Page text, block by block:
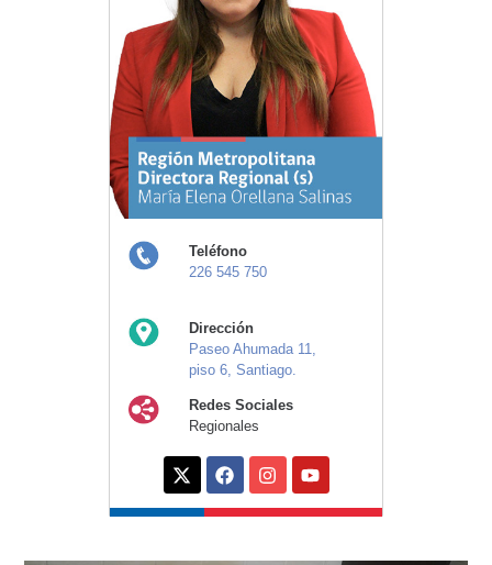
Teléfono
226 545 750
Dirección
Paseo Ahumada 11,
piso 6, Santiago.
Redes Sociales
Regionales